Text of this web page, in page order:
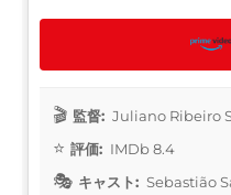
監督: Juliano Ribeiro
評価: IMDb 8.4
キャスト: Sebastião